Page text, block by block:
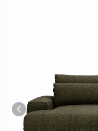
Poprzedni
keyboard_arrow_left